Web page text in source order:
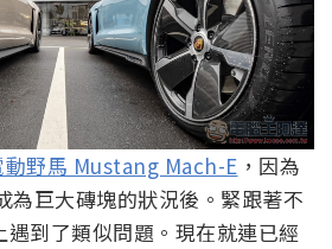
動野馬 Mustang Mach-E ，因為
為巨大磚塊的狀況後。緊跟著不
到了類似問題。現在就連已經